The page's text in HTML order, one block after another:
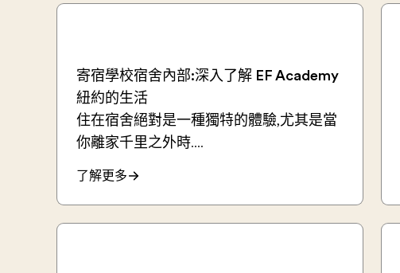
寄宿學校宿舍內部:深入了解 EF Academy
紐約的生活
住在宿舍絕對是一種獨特的體驗,尤其是當
你離家千里之外時....
了解更多